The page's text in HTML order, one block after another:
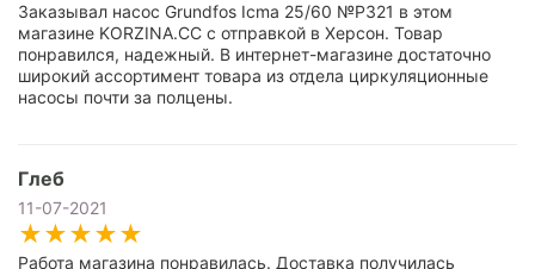
Заказывал насос Grundfos Icma 25/60 №P321 в этом
магазине KORZINA.CC с отправкой в Херсон. Товар
понравился, надежный. В интернет-магазине достаточно
широкий ассортимент товара из отдела циркуляционные
насосы почти за полцены.
Глеб
11-07-2021
Работа магазина понравилась. Доставка получилась